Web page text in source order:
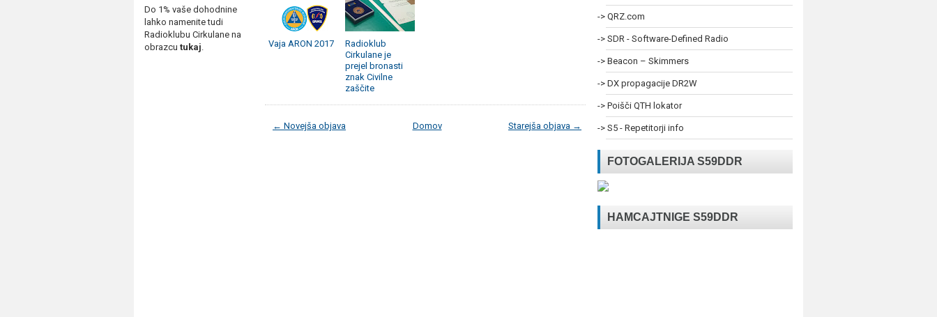
Do 1% vaše dohodnine
lahko namenite tudi
Radioklubu Cirkulane na
obrazcu tukaj Vaja ARON 2017
Radioklub
Cirkulane je
prejel bronasti
znak Civilne
zaščite
← Novejša objava Starejša objava →
Domov
-> QRZ.com
-> SDR - Software-Defined Radio
-> Beacon – Skimmers
-> DX propagacije DR2W
-> Poišči QTH lokator
-> S5 - Repetitorji info
FOTOGALERIJA S59DDR
HAMCAJTNIGE S59DDR